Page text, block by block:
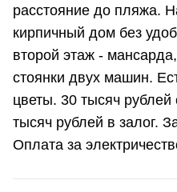
расстояние до пляжа.
кирпичный дом без
второй этаж -
стоянки двух машин.
цветы. 30 тысяч рублей
тысяч рублей в залог.
Оплата за